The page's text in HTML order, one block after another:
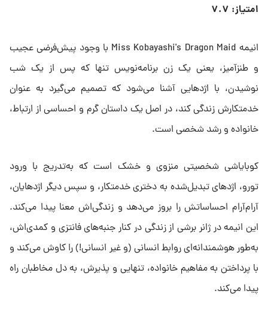
امتیاز: ۷.۷
انیمه Miss Kobayashi's Dragon Maid با وجود پیش‌فرضی عجیب
و طنزآمیز، یعنی یک زن برنامه‌نویس تنها که پس از یک شب
نوشیدن، با اژدهایی آشنا می‌شود که تصمیم می‌گیرد به عنوان
خدمتکارش زندگی کند، در اصل یک داستان گرم و احساسی از ارتباط،
خانواده و رشد شخصی است.
کوبایاشی شخصیتی منزوی و خشک است که به‌تدریج با ورود
تورو، اژدهای تبدیل‌شده به دختری خدمتکار، و سپس دیگر اژدهایان،
آرام‌آرام احساساتش را بروز می‌دهد و زندگی‌اش معنا پیدا می‌کند.
این انیمه در ژانر برشی از زندگی در کنار جنبه‌های فانتزی و کمدی‌اش،
به‌طور هوشمندانه‌ای روابط انسانی (و غیر انسانی!) را کاوش می‌کند و
با پرداختن به مفاهیم خانواده، تنهایی و پذیرش، به دل مخاطبان راه
پیدا می‌کند.